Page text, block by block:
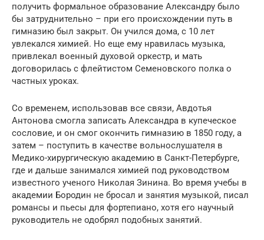
получить формальное образование Александру было
бы затруднительно – при его происхождении путь в
гимназию был закрыт. Он учился дома, с 10 лет
увлекался химией. Но еще ему нравилась музыка,
привлекал военный духовой оркестр, и мать
договорилась с флейтистом Семеновского полка о
частных уроках.
Со временем, использовав все связи, Авдотья
Антонова смогла записать Александра в купеческое
сословие, и он смог окончить гимназию в 1850 году, а
затем – поступить в качестве вольнослушателя в
Медико-хирургическую академию в Санкт-Петербурге,
где и дальше занимался химией под руководством
известного ученого Николая Зинина. Во время учебы в
академии Бородин не бросал и занятия музыкой, писал
романсы и пьесы для фортепиано, хотя его научный
руководитель не одобрял подобных занятий.